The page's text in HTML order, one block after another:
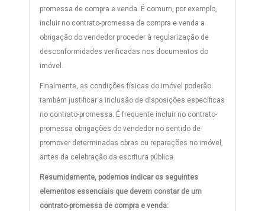
promessa de compra e venda. É comum, por exemplo,
incluir no contrato-promessa de compra e venda a
obrigação do vendedor proceder à regularização de
desconformidades verificadas nos documentos do
imóvel.
Finalmente, as condições físicas do imóvel poderão
também justificar a inclusão de disposições específicas
no contrato-promessa. É frequente incluir no contrato-
promessa obrigações do vendedor no sentido de
promover determinadas obras ou reparações no imóvel,
antes da celebração da escritura pública.
Resumidamente, podemos indicar os seguintes
elementos essenciais que devem constar de um
contrato-promessa de compra e venda: